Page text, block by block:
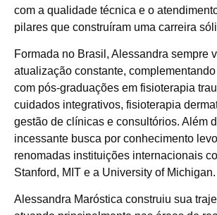
com a qualidade técnica e o
pilares que construíram uma carreira
Formada no Brasil, Alessandra sempre
atualização constante,
com pós-graduações em fisioterapia
cuidados integrativos, fisioterapia
gestão de clínicas e consultórios. Além
incessante busca por conhecimento
renomadas instituições internacionais
Stanford, MIT e a University of Michigan.
Alessandra Maróstica construiu sua